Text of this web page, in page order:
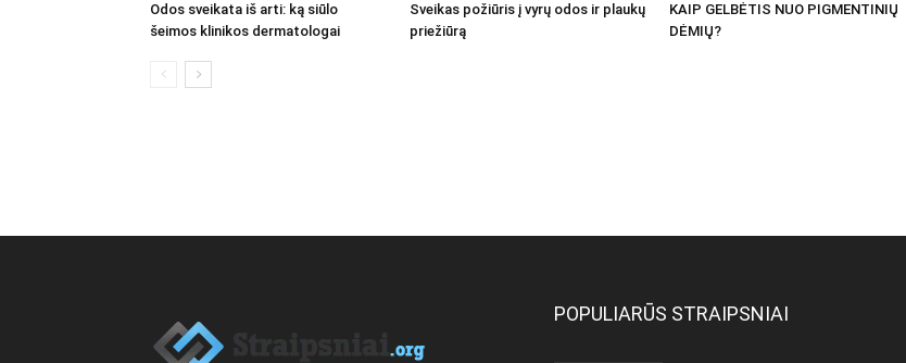
Odos sveikata iš arti: ką siūlo
šeimos klinikos dermatologai
Sveikas požiūris į vyrų odos ir plaukų
priežiūrą
KAIP GELBĖTIS NUO PIGMENTINIŲ
DĖMIŲ?
POPULIARŪS STRAIPSNIAI